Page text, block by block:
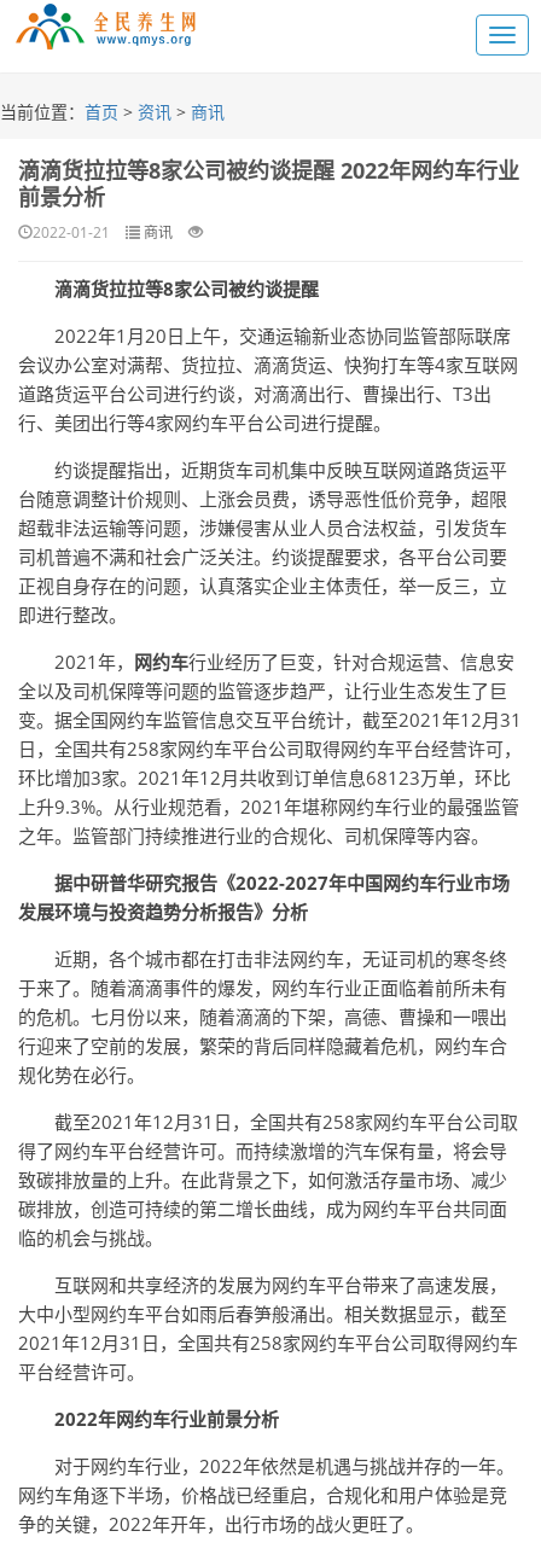
当前位置： 首页 > 资讯 > 商讯
滴滴货拉拉等8家公司被约谈提醒 2022年网约车行业​
前景分析
2022-01-21 商讯
滴滴货拉拉等8家公司被约谈提醒
2022年1月20日上午，交通运输新业态协同监管部际联席
会议办公室对满帮、货拉拉、滴滴货运、快狗打车等4家互联网
道路货运平台公司进行约谈，对滴滴出行、曹操出行、T3出
行、美团出行等4家网约车平台公司进行提醒。
约谈提醒指出，近期货车司机集中反映互联网道路货运平
台随意调整计价规则、上涨会员费，诱导恶性低价竞争，超限
超载非法运输等问题，涉嫌侵害从业人员合法权益，引发货车
司机普遍不满和社会广泛关注。约谈提醒要求，各平台公司要
正视自身存在的问题，认真落实企业主体责任，举一反三，立
即进行整改。
2021年， 网约车行业经历了巨变，针对合规运营、信息安
全以及司机保障等问题的监管逐步趋严，让行业生态发生了巨
变。据全国网约车监管信息交互平台统计，截至2021年12月31
日，全国共有258家网约车平台公司取得网约车平台经营许可，
环比增加3家。2021年12月共收到订单信息68123万单，环比
上升9.3%。从行业规范看，2021年堪称网约车行业的最强监管
之年。监管部门持续推进行业的合规化、司机保障等内容。
据中研普华研究报告《2022-2027年中国网约车行业市场
发展环境与投资趋势分析报告》 分析
近期，各个城市都在打击非法网约车，无证司机的寒冬终
于来了。随着滴滴事件的爆发，网约车行业正面临着前所未有
的危机。七月份以来，随着滴滴的下架，高德、曹操和一喂出
行迎来了空前的发展，繁荣的背后同样隐藏着危机，网约车合
规化势在必行。
截至2021年12月31日，全国共有258家网约车平台公司取
得了网约车平台经营许可。而持续激增的汽车保有量，将会导
致碳排放量的上升。在此背景之下，如何激活存量市场、减少
碳排放，创造可持续的第二增长曲线，成为网约车平台共同面
临的机会与挑战。
互联网和共享经济的发展为网约车平台带来了高速发展，
大中小型网约车平台如雨后春笋般涌出。相关数据显示，截至
2021年12月31日，全国共有258家网约车平台公司取得网约车
平台经营许可。
2022年网约车行业前景分析
对于网约车行业，2022年依然是机遇与挑战并存的一年。
网约车角逐下半场，价格战已经重启，合规化和用户体验是竞
争的关键，2022年开年，出行市场的战火更旺了。